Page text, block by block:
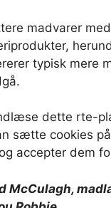
madvarer
typisk mere
dette rte-
sætte cookies
accepter dem
McCulagh,